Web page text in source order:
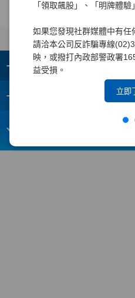
「領取飆股」、「明牌體驗
如果您發現社群媒體中有任
請洽本公司反詐騙專線
映，或撥打內政部警政署
益受損。
立即
+ 集團成員
+